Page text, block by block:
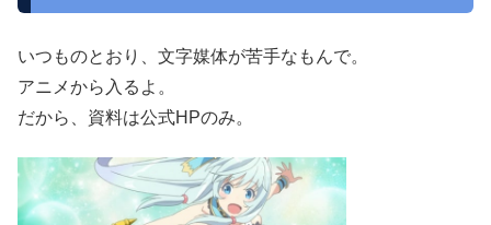
いつものとおり、文字媒体が苦手なもんで。
アニメから入るよ。
だから、資料は公式HPのみ。